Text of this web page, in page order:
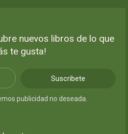
nuevos libros de lo que
te gusta!
Suscribete
publicidad no deseada.